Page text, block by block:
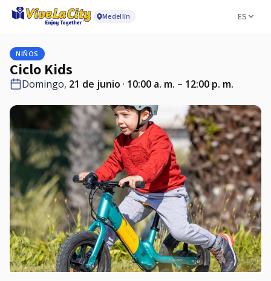
Medellín ES
NIÑOS
Ciclo Kids
Domingo, 21 de junio · 10:00 a. m. – 12:00 p. m.